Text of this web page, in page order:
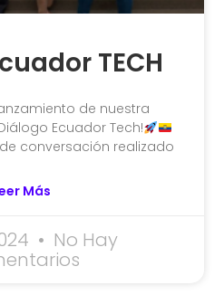
TECH
de nuestra
Ecuador Tech!
conversación realizado
Más
No Hay